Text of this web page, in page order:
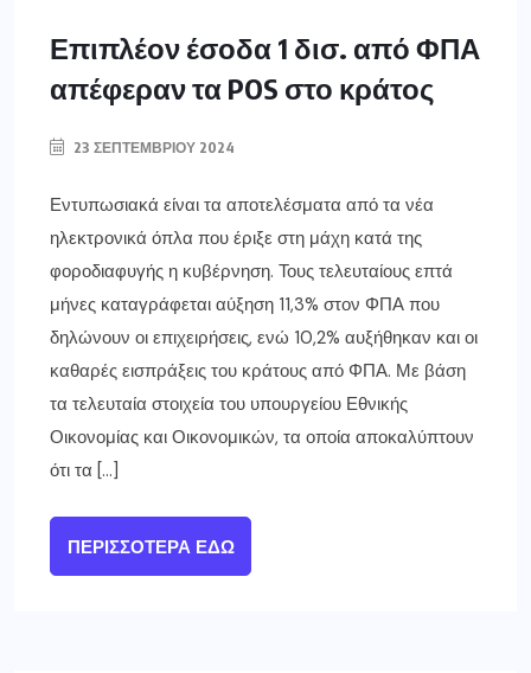
Επιπλέον έσοδα 1 δισ. από ΦΠΑ
απέφεραν τα POS στο κράτος
23 ΣΕΠΤΕΜΒΡΊΟΥ 2024
Εντυπωσιακά είναι τα αποτελέσματα από τα νέα
ηλεκτρονικά όπλα που έριξε στη μάχη κατά της
φοροδιαφυγής η κυβέρνηση. Τους τελευταίους επτά
μήνες καταγράφεται αύξηση 11,3% στον ΦΠΑ που
δηλώνουν οι επιχειρήσεις, ενώ 10,2% αυξήθηκαν και οι
καθαρές εισπράξεις του κράτους από ΦΠΑ. Με βάση
τα τελευταία στοιχεία του υπουργείου Εθνικής
Οικονομίας και Οικονομικών, τα οποία αποκαλύπτουν
ότι τα […]
ΠΕΡΙΣΣΌΤΕΡΑ ΕΔΏ